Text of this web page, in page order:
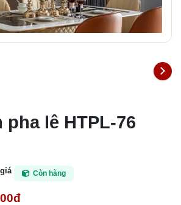
lê HTPL-76
Còn hàng